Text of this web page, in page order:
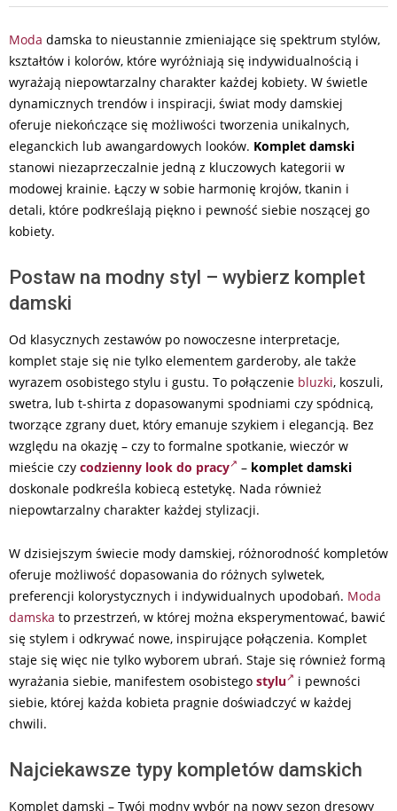
Moda damska to nieustannie zmieniające się spektrum stylów,
kształtów i kolorów, które wyróżniają się indywidualnością i
wyrażają niepowtarzalny charakter każdej kobiety. W świetle
dynamicznych trendów i inspiracji, świat mody damskiej
oferuje niekończące się możliwości tworzenia unikalnych,
eleganckich lub awangardowych looków. Komplet damski
stanowi niezaprzeczalnie jedną z kluczowych kategorii w
modowej krainie. Łączy w sobie harmonię krojów, tkanin i
detali, które podkreślają piękno i pewność siebie noszącej go
kobiety.
Postaw na modny styl – wybierz komplet
damski
Od klasycznych zestawów po nowoczesne interpretacje,
komplet staje się nie tylko elementem garderoby, ale także
wyrazem osobistego stylu i gustu. To połączenie bluzki, koszuli,
swetra, lub t-shirta z dopasowanymi spodniami czy spódnicą,
tworzące zgrany duet, który emanuje szykiem i elegancją. Bez
względu na okazję – czy to formalne spotkanie, wieczór w
mieście czy codzienny look do pracy – komplet damski
doskonale podkreśla kobiecą estetykę. Nada również
niepowtarzalny charakter każdej stylizacji.
W dzisiejszym świecie mody damskiej, różnorodność kompletów
oferuje możliwość dopasowania do różnych sylwetek,
preferencji kolorystycznych i indywidualnych upodobań. Moda
damska to przestrzeń, w której można eksperymentować, bawić
się stylem i odkrywać nowe, inspirujące połączenia. Komplet
staje się więc nie tylko wyborem ubrań. Staje się również formą
wyrażania siebie, manifestem osobistego stylu
i pewności
siebie, której każda kobieta pragnie doświadczyć w każdej
chwili.
Najciekawsze typy kompletów damskich
Komplet damski – Twój modny wybór na nowy sezon dresowy